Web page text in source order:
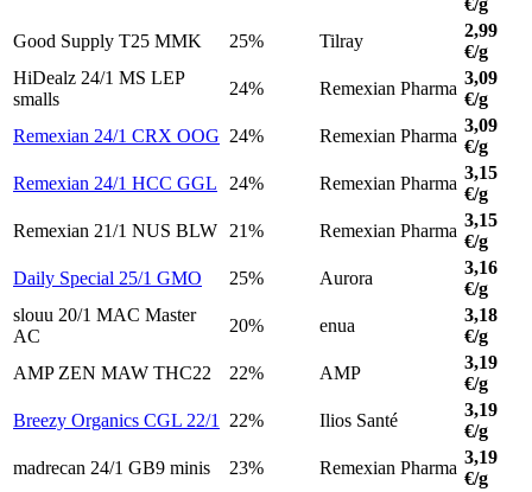
Good Supply T25 MMK
25% Tilray
2,99
€/g
HiDealz 24/1 MS LEP
smalls
24% Remexian Pharma
3,09
€/g
Remexian 24/1 CRX OOG 24% Remexian Pharma
3,09
€/g
Remexian 24/1 HCC GGL
24% Remexian Pharma
3,15
€/g
Remexian 21/1 NUS BLW
21% Remexian Pharma
3,15
€/g
Daily Special 25/1 GMO
25% Aurora
3,16
€/g
slouu 20/1 MAC Master
AC
20% enua
3,18
€/g
AMP ZEN MAW THC22
22% AMP
3,19
€/g
Breezy Organics CGL 22/1
22% Ilios Santé
3,19
€/g
madrecan 24/1 GB9 minis
23% Remexian Pharma
3,19
€/g